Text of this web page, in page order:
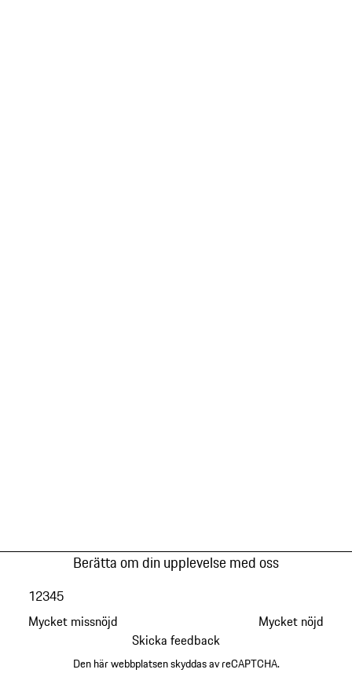
Berätta om din upplevelse med oss
Mycket missnöjd
12345
Mycket nöjd
Skicka feedback
Den här webbplatsen skyddas av reCAPTCHA.